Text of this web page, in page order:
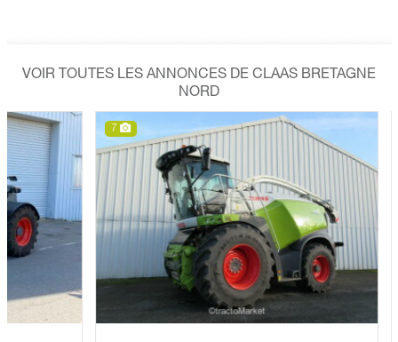
VOIR TOUTES LES ANNONCES DE CLAAS BRETAGNE
NORD